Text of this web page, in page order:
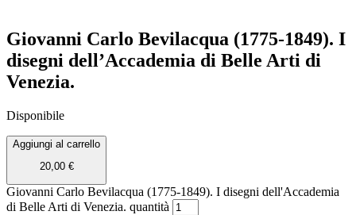
Giovanni Carlo Bevilacqua (1775-1849). I
disegni dell’Accademia di Belle Arti di
Venezia.
Disponibile
Aggiungi al carrello
20,00 €
Giovanni Carlo Bevilacqua (1775-1849). I disegni dell'Accademia
di Belle Arti di Venezia. quantità